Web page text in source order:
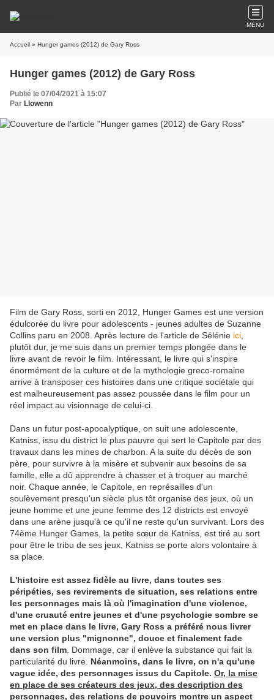
MENU
Accueil » Hunger games (2012) de Gary Ross
Hunger games (2012) de Gary Ross
Publié le 07/04/2021 à 15:07
Par Llowenn
Film de Gary Ross, sorti en 2012, Hunger Games est une version
édulcorée du livre pour adolescents - jeunes adultes de Suzanne
Collins paru en 2008. Après lecture de l'article de Sélénie ici
plutôt dur, je me suis dans un premier temps plongée dans le
livre avant de revoir le film. Intéressant, le livre qui s'inspire
énormément de la culture et de la mythologie greco-romaine
arrive à transposer ces histoires dans une critique sociétale qui
est malheureusement pas assez poussée dans le film pour un
réel impact au visionnage de celui-ci.
Dans un futur post-apocalyptique, on suit une adolescente,
Katniss, issu du district le plus pauvre qui sert le Capitole par des
travaux dans les mines de charbon. A la suite du décès de son
père, pour survivre à la misère et subvenir aux besoins de sa
famille, elle a dû apprendre à chasser et à troquer au marché
noir. Chaque année, le Capitole, en représailles d'un
soulèvement presqu'un siècle plus tôt organise des jeux, où un
jeune homme et une jeune femme des 12 districts est envoyé
dans une arène jusqu'à ce qu'il ne reste qu'un survivant. Lors des
74ème Hunger Games, la petite sœur de Katniss, est tiré au sort
pour être le tribu de ses jeux, Katniss se porte alors volontaire à
sa place.
L'histoire est assez fidèle au livre, dans toutes ses
péripéties, ses revirements de situation, ses relations entre
les personnages mais là où l'imagination d'une violence,
d'une cruauté entre jeunes et d'une psychologie sombre se
met en place dans le livre, Gary Ross a préféré nous livrer
une version plus "mignonne", douce et finalement fade
dans son film . Dommage, car il enlève la substance qui fait la
particularité du livre. Néanmoins, dans le livre, on n'a qu'une
vague idée, des personnages issus du Capitole. Or, la mise
en place de ses créateurs des jeux, des description des
personnages, des relations de pouvoirs montre un aspect